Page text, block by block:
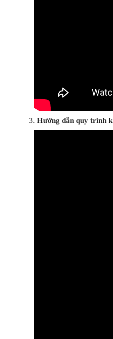
Hướng dẫn quy trình